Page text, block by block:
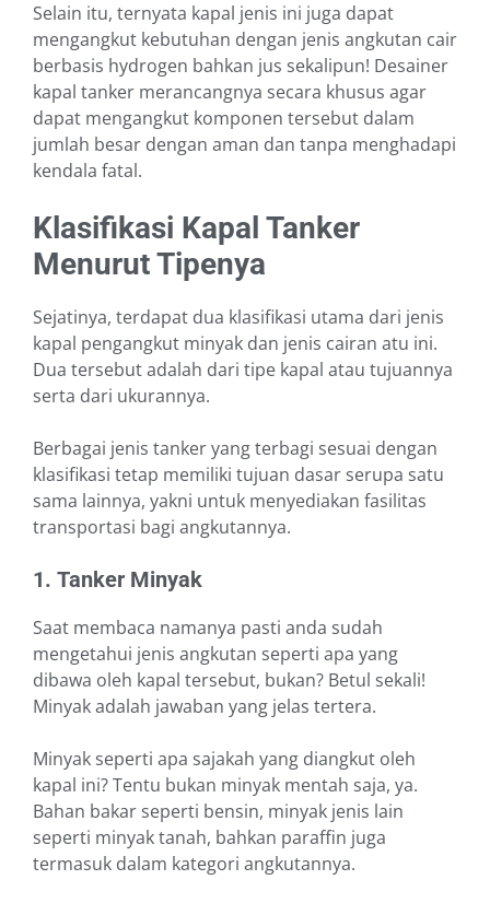
Selain itu, ternyata kapal jenis ini juga dapat
mengangkut kebutuhan dengan jenis angkutan cair
berbasis hydrogen bahkan jus sekalipun! Desainer
kapal tanker merancangnya secara khusus agar
dapat mengangkut komponen tersebut dalam
jumlah besar dengan aman dan tanpa menghadapi
kendala fatal.
Klasifikasi Kapal Tanker
Menurut Tipenya
Sejatinya, terdapat dua klasifikasi utama dari jenis
kapal pengangkut minyak dan jenis cairan atu ini.
Dua tersebut adalah dari tipe kapal atau tujuannya
serta dari ukurannya.
Berbagai jenis tanker yang terbagi sesuai dengan
klasifikasi tetap memiliki tujuan dasar serupa satu
sama lainnya, yakni untuk menyediakan fasilitas
transportasi bagi angkutannya.
1. Tanker Minyak
Saat membaca namanya pasti anda sudah
mengetahui jenis angkutan seperti apa yang
dibawa oleh kapal tersebut, bukan? Betul sekali!
Minyak adalah jawaban yang jelas tertera.
Minyak seperti apa sajakah yang diangkut oleh
kapal ini? Tentu bukan minyak mentah saja, ya.
Bahan bakar seperti bensin, minyak jenis lain
seperti minyak tanah, bahkan paraffin juga
termasuk dalam kategori angkutannya.